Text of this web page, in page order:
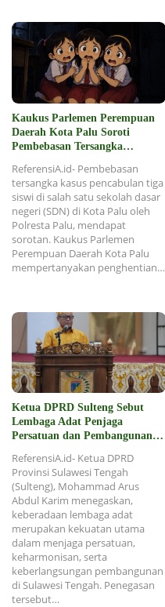
Kaukus Parlemen Perempuan
Daerah Kota Palu Soroti
Pembebasan Tersangka
ReferensiA.id- Pembebasan
tersangka kasus pencabulan tiga
siswi di salah satu sekolah dasar
negeri (SDN) di Kota Palu oleh
Polresta Palu, mendapat
sorotan. Kaukus Parlemen
Perempuan Daerah Kota Palu
mempertanyakan penghentian…
Ketua DPRD Sulteng Sebut
Lembaga Adat Penjaga
Persatuan dan Pembangunan
ReferensiA.id- Ketua DPRD
Provinsi Sulawesi Tengah
(Sulteng), Mohammad Arus
Abdul Karim menegaskan,
keberadaan lembaga adat
merupakan kekuatan utama
dalam menjaga persatuan,
keharmonisan, serta
keberlangsungan pembangunan
di Sulawesi Tengah. Penegasan
tersebut…